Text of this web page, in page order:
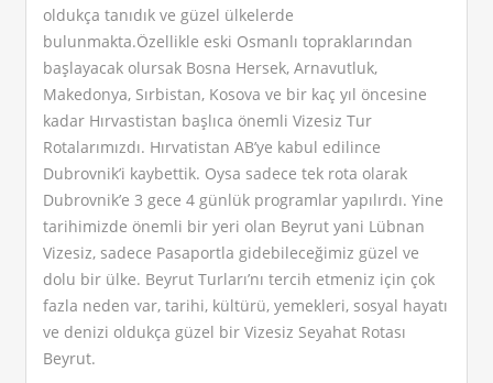
oldukça tanıdık ve güzel ülkelerde
bulunmakta.Özellikle eski Osmanlı topraklarından
başlayacak olursak Bosna Hersek, Arnavutluk,
Makedonya, Sırbistan, Kosova ve bir kaç yıl öncesine
kadar Hırvastistan başlıca önemli Vizesiz Tur
Rotalarımızdı. Hırvatistan AB’ye kabul edilince
Dubrovnik’i kaybettik. Oysa sadece tek rota olarak
Dubrovnik’e 3 gece 4 günlük programlar yapılırdı. Yine
tarihimizde önemli bir yeri olan Beyrut yani Lübnan
Vizesiz, sadece Pasaportla gidebileceğimiz güzel ve
dolu bir ülke. Beyrut Turları’nı tercih etmeniz için çok
fazla neden var, tarihi, kültürü, yemekleri, sosyal hayatı
ve denizi oldukça güzel bir Vizesiz Seyahat Rotası
Beyrut.